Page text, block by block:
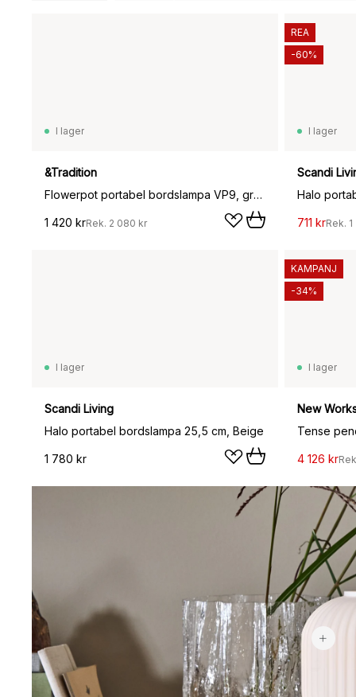
I lager
&Tradition
Flowerpot portabel bordslampa VP9, grå-beige
1 420 krRek. 2 080 kr
I lager
Scandi
Halo
711 krRek.
REA
-60%
I lager
Scandi Living
Halo portabel bordslampa 25,5 cm, Beige
1 780 kr
I lager
New
Tense
4 126 kr
KAMPANJ
-34%